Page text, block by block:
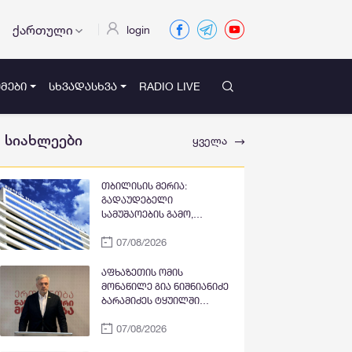
ქართული login
ᲡᲮᲕᲐᲓᲐᲡᲮᲕᲐ RADIO LIVE
სიახლეები ყველა
თბილისის მერია:
გადაუდებელი
სამუშაოების გამო,
ფშაველას გამზირების
მოედნის მიმართულებით
მოძრაობა დროებით
შეიზღუდება
07/08/2026
აფხაზეთის ომის
მონაწილე გია ნიშნიანიძე
ბარამიძეს ტყუილში
იზოლატორში გვყავდა
07/08/2026